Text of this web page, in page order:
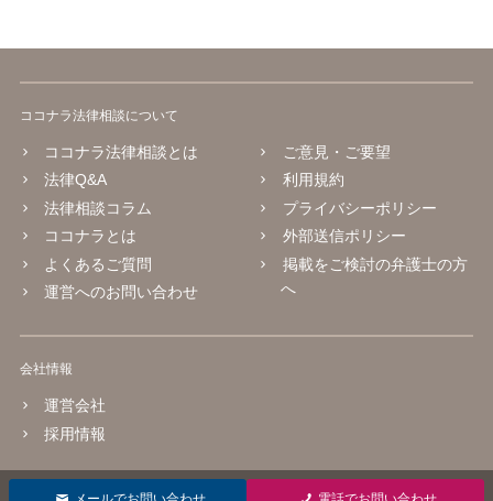
ココナラ法律相談について
ココナラ法律相談とは
法律Q&A
法律相談コラム
ココナラとは
よくあるご質問
運営へのお問い合わせ
ご意見・ご要望
利用規約
プライバシーポリシー
外部送信ポリシー
掲載をご検討の弁護士の方
へ
会社情報
運営会社
採用情報